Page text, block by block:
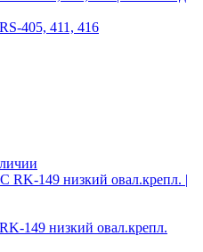
405, 411, 416
149 низкий овал.крепл.